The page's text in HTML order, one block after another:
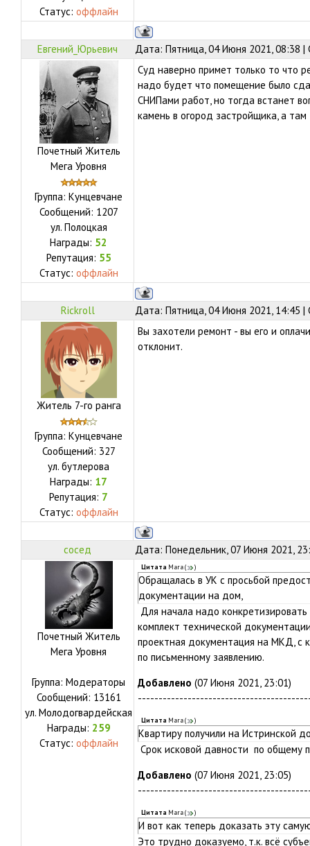
Статус: оффлайн
Евгений_Юрьевич Дата: Пятница, 04 Июня 2021, 08:38
Почетный Житель
Мега Уровня
Группа: Кунцевчане
Сообщений: 1207
ул. Полоцкая
Награды: 52
Репутация: 55
Статус: оффлайн
Суд наверно примет только то что
надо будет что помещение было
СНИПами работ, но тогда встанет
камень в огород застройщика, а там
Rickroll Дата: Пятница, 04 Июня 2021, 14:45
Житель 7-го ранга
Группа: Кунцевчане
Сообщений: 327
ул. бутлерова
Награды: 17
Репутация: 7
Статус: оффлайн
Вы захотели ремонт - вы его и
отклонит.
сосед Дата: Понедельник, 07 Июня 2021,
Почетный Житель
Мега Уровня
Группа: Модераторы
Сообщений: 13161
ул. Молодогвардейская
Награды: 259
Статус: оффлайн
Цитата Mara( )
Обращалась в УК с просьбой
документации на дом,
Для начала надо
комплект технической
проектная документация на МКД, с
по письменному заявлению.
Добавлено (07 Июня 2021, 23:01)
Цитата Mara( )
Квартиру получили на Истринской
Срок исковой давности по общему
Добавлено (07 Июня 2021, 23:05)
Цитата Mara( )
И вот как теперь доказать эту
Это трудно доказуемо, т.к. всё